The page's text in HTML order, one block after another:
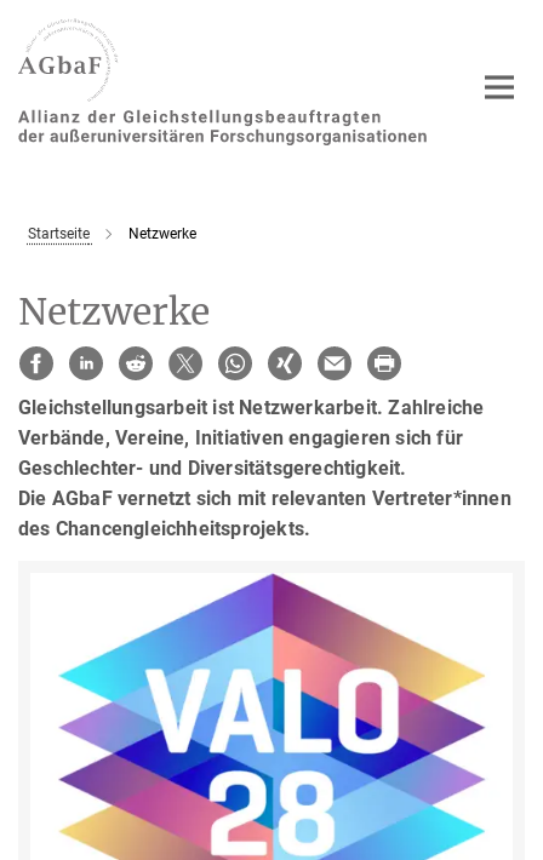
Hauptinhalt
Startseite Netzwerke
Netzwerke
Gleichstellungsarbeit ist Netzwerkarbeit. Zahlreiche
Verbände, Vereine, Initiativen engagieren sich für
Geschlechter- und Diversitätsgerechtigkeit.
Die AGbaF vernetzt sich mit relevanten Vertreter*innen
des Chancengleichheitsprojekts.